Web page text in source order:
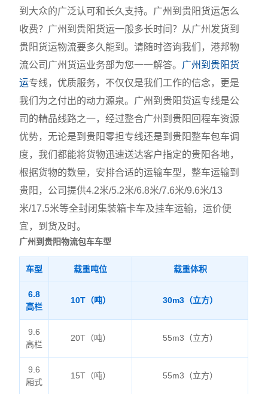
到大众的广泛认可和长久支持。广州到贵阳货运怎么
收费？广州到贵阳货运一般多长时间？从广州发货到
贵阳货运物流要多久能到。请随时咨询我们，港邦物
流公司广州货运业务部为您一一解答。 广州到贵阳货
运专线，优质服务，不仅仅是我们工作的信念，更是
我们为之付出的动力源泉。广州到贵阳货运专线是公
司的精品线路之一，经过整合广州到贵阳回程车资源
优势，无论是到贵阳零担专线还是到贵阳整车包车调
度，我们都能将货物迅速送达客户指定的贵阳各地，
根据货物的数量，安排合适的运输车型，整车运输到
贵阳，公司提供4.2米/5.2米/6.8米/7.6米/9.6米/13
米/17.5米等全封闭集装箱卡车及挂车运输，运价便
宜，到货及时。
广州到贵阳物流包车车型
车型 载重吨位 载重体积
6.8
高栏
10T（吨） 30m3（立方）
9.6
高栏
20T（吨） 55m3（立方）
9.6
厢式
15T（吨） 55m3（立方）